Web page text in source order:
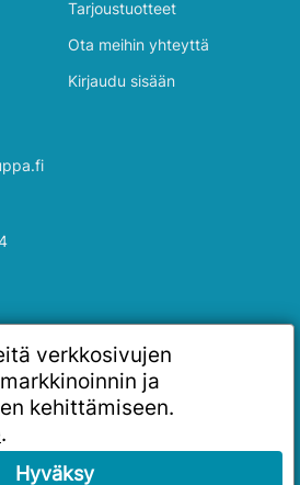
Tarjoustuotteet
Ota meihin yhteyttä
Kirjaudu sisään
verkkosivujen
ja
kehittämiseen.
.
Hyväksy